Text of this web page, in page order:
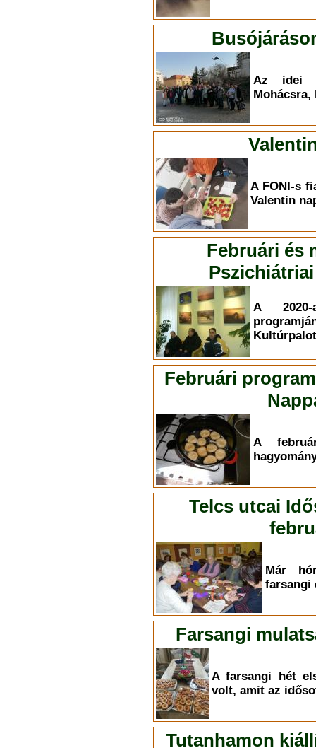
Az idei
Mohácsra,
A FONI-s
Valentin
Februári és
A
Februári
A
Telcs utcai
Már
farsangi
Farsangi
A farsangi hét
volt, amit az
Tutanhamon